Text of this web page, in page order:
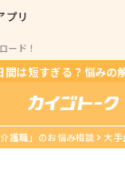
プリ
ード！
は短すぎる？悩みの
介護職」のお悩み相談 大